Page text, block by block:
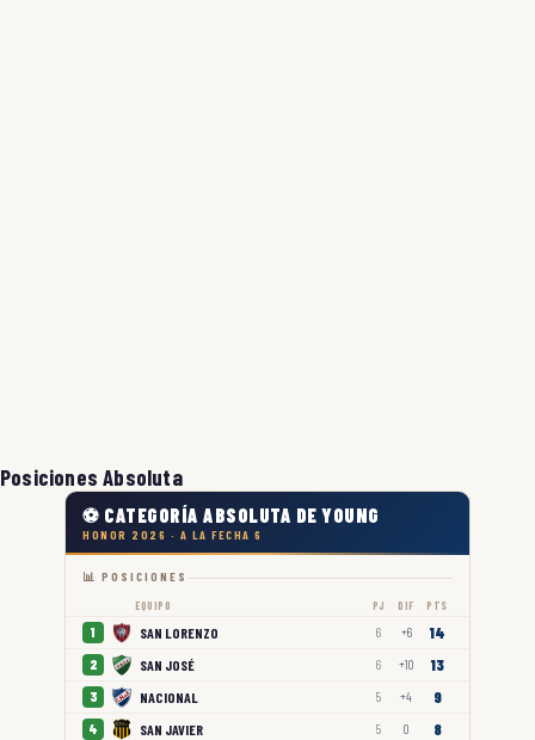
Posiciones Absoluta
⚽ CATEGORÍA ABSOLUTA DE YOUNG
HONOR 2026 · A LA FECHA 6
📊 POSICIONES
EQUIPO PJ DIF PTS
1 SAN LORENZO 6 +6 14
2 SAN JOSÉ 6 +10 13
3 NACIONAL 5 +4 9
4 SAN JAVIER 5 0 8